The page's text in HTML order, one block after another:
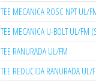
TEE MECANICA ROSC NPT UL/
TEE MECANICA U-BOLT UL/FM
TEE RANURADA UL/FM
TEE REDUCIDA RANURADA UL/